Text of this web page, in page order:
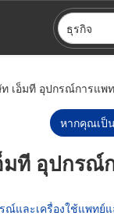
ธุรกิจ
เอ็มที อุปกรณ์การแพ
หากคุณเป็
มที อุปกรณ์
ณ์และเครื่องใช้แพทย์